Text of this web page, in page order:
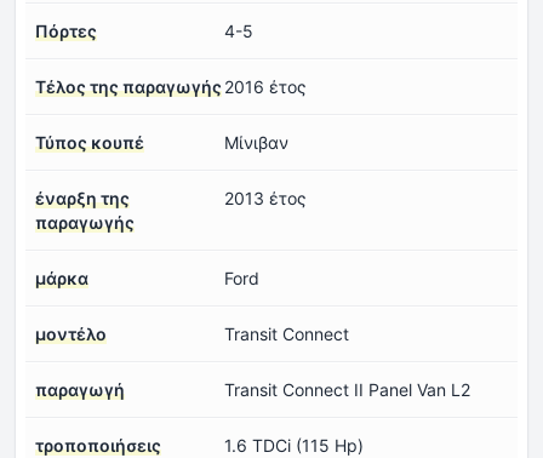
Πόρτες 4-5
Τέλος της παραγωγής2016 έτος
Τύπος κουπέ Μίνιβαν
έναρξη της
παραγωγής
2013 έτος
μάρκα Ford
μοντέλο Transit Connect
παραγωγή Transit Connect II Panel Van L2
τροποποιήσεις
1.6 TDCi (115 Hp)